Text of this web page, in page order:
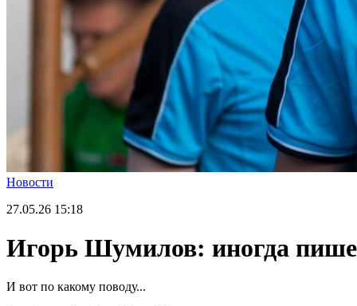
Новости
27.05.26 15:18
Игорь Шумилов: иногда
И вот по какому поводу...